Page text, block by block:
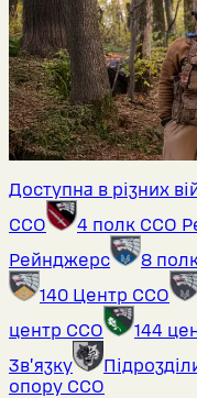
Доступна в різних
ССО
4 полк ССО
Рейнджерс
8
140 Центр ССО
центр ССО
144
Звʼязку
опору ССО